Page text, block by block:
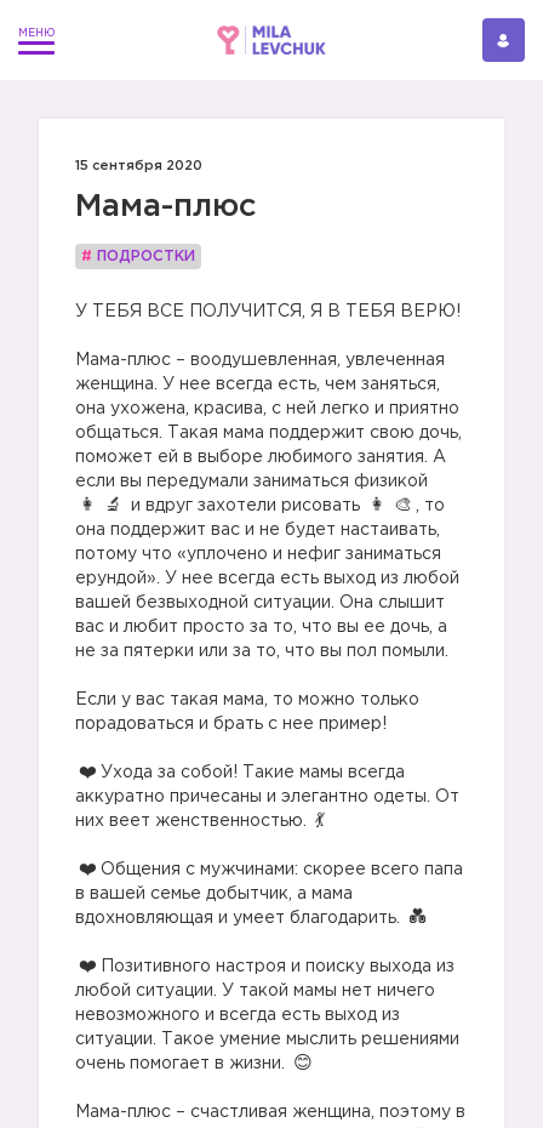
15 сентября 2020
Мама-плюс
# ПОДРОСТКИ
У ТЕБЯ ВСЕ ПОЛУЧИТСЯ, Я В ТЕБЯ ВЕРЮ!
Мама-плюс – воодушевленная, увлеченная
женщина. У нее всегда есть, чем заняться,
она ухожена, красива, с ней легко и приятно
общаться. Такая мама поддержит свою дочь,
поможет ей в выборе любимого занятия. А
если вы передумали заниматься физикой
и вдруг захотели рисовать
, то
она поддержит вас и не будет настаивать,
потому что «уплочено и нефиг заниматься
ерундой». У нее всегда есть выход из любой
вашей безвыходной ситуации. Она слышит
вас и любит просто за то, что вы ее дочь, а
не за пятерки или за то, что вы пол помыли.
Если у вас такая мама, то можно только
порадоваться и брать с нее пример!
Ухода за собой! Такие мамы всегда
аккуратно причесаны и элегантно одеты. От
них веет женственностью.
Общения с мужчинами: скорее всего папа
в вашей семье добытчик, а мама
вдохновляющая и умеет благодарить.
Позитивного настроя и поиску выхода из
любой ситуации. У такой мамы нет ничего
невозможного и всегда есть выход из
ситуации. Такое умение мыслить решениями
очень помогает в жизни.
Мама-плюс – счастливая женщина, поэтому в